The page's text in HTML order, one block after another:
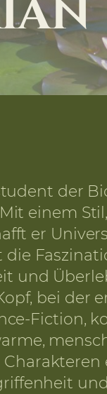
der
einem
er
und
bei der
Fiction,